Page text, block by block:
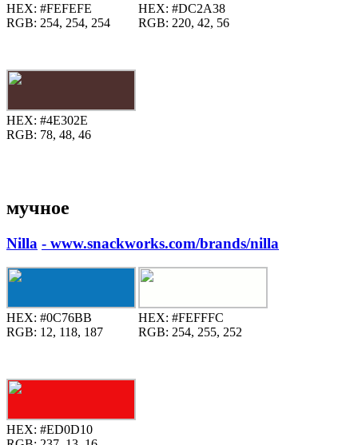
HEX: #FEFEFE
RGB: 254, 254, 254
HEX: #DC2A38
RGB: 220, 42, 56
HEX: #4E302E
RGB: 78, 48, 46
мучное
Nilla - www.snackworks.com/brands/nilla
HEX: #0C76BB
RGB: 12, 118, 187
HEX: #FEFFFC
RGB: 254, 255, 252
HEX: #ED0D10